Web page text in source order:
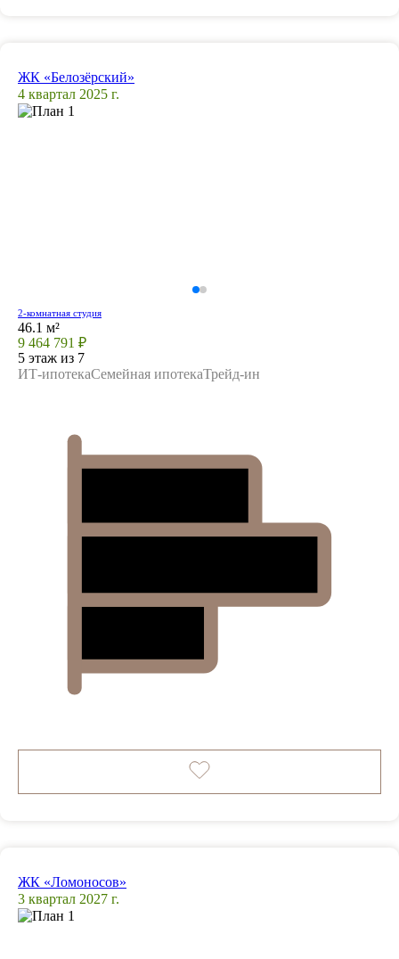
ЖК «Белозёрский»
4 квартал 2025 г.
2-комнатная студия
46.1 м²
9 464 791 ₽
5 этаж из 7
ИТ-ипотекаСемейная ипотекаТрейд-ин
ЖК «Ломоносов»
3 квартал 2027 г.